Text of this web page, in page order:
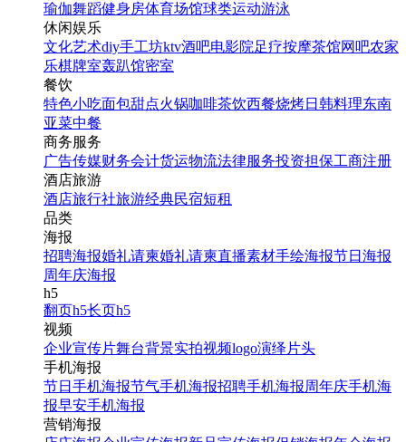
瑜伽舞蹈健身房体育场馆球类运动游泳
休闲娱乐
文化艺术diy手工坊ktv酒吧电影院足疗按摩茶馆网吧农家
乐棋牌室轰趴馆密室
餐饮
特色小吃面包甜点火锅咖啡茶饮西餐烧烤日韩料理东南
亚菜中餐
商务服务
广告传媒财务会计货运物流法律服务投资担保工商注册
酒店旅游
酒店旅行社旅游经典民宿短租
品类
海报
招聘海报婚礼请柬婚礼请柬直播素材手绘海报节日海报
周年庆海报
h5
翻页h5长页h5
视频
企业宣传片舞台背景实拍视频logo演绎 片头
手机海报
节日手机海报节气手机海报招聘手机海报周年庆手机海
报早安手机海报
营销海报